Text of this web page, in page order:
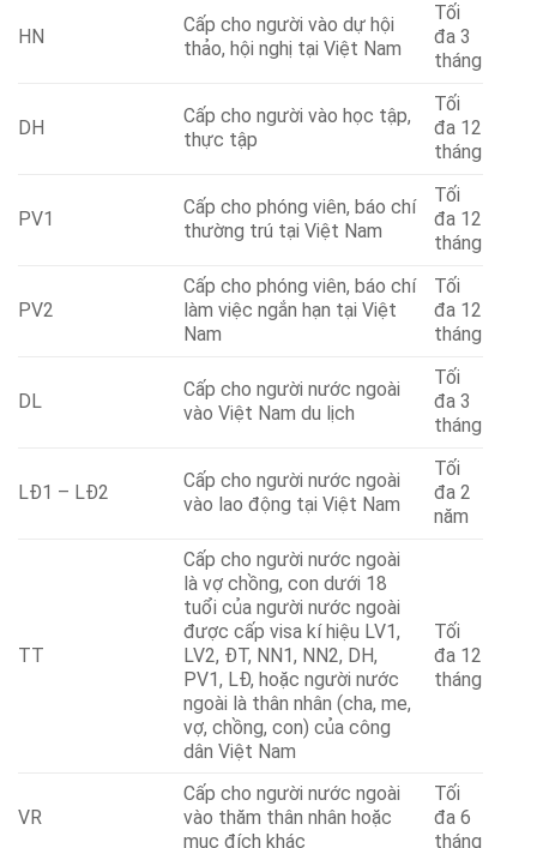
HN
Cấp cho người vào dự hội
thảo, hội nghị tại Việt Nam
Tối
đa 3
tháng
DH
Cấp cho người vào học tập,
thực tập
Tối
đa 12
tháng
PV1
Cấp cho phóng viên, báo chí
thường trú tại Việt Nam
Tối
đa 12
tháng
PV2
Cấp cho phóng viên, báo chí
làm việc ngắn hạn tại Việt
Nam
Tối
đa 12
tháng
DL
Cấp cho người nước ngoài
vào Việt Nam du lịch
Tối
đa 3
tháng
LĐ1 – LĐ2
Cấp cho người nước ngoài
vào lao động tại Việt Nam
Tối
đa 2
năm
TT
Cấp cho người nước ngoài
là vợ chồng, con dưới 18
tuổi của người nước ngoài
được cấp visa kí hiệu LV1,
LV2, ĐT, NN1, NN2, DH,
PV1, LĐ, hoặc người nước
ngoài là thân nhân (cha, me,
vợ, chồng, con) của công
dân Việt Nam
Tối
đa 12
tháng
VR
Cấp cho người nước ngoài
vào thăm thân nhân hoặc
mục đích khác
Tối
đa 6
tháng